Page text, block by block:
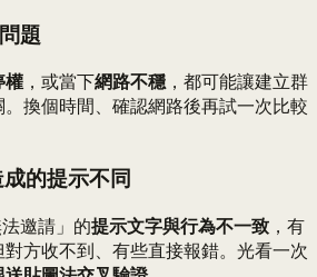
題
權，或當下網路不穩，都可能讓建立群
換個時間、確認網路後再試一次比較
的提示不同
邀請」的提示文字與行為不一致 ，有
方收不到、有些直接報錯。光看一次